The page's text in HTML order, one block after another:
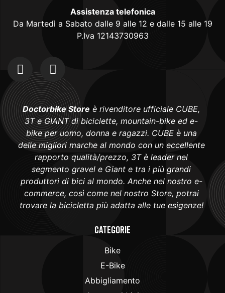
Assistenza telefonica
Da Martedì a Sabato dalle 9 alle 12 e dalle 15 alle 19
P.Iva 12143730963
Doctorbike Store è rivenditore ufficiale CUBE,
3T e GIANT di biciclette, mountain-bike ed e-
bike per uomo, donna e ragazzi. CUBE è una
delle migliori marche al mondo con un eccellente
rapporto qualità/prezzo, 3T è leader nel
segmento gravel e Giant e tra i più grandi
produttori di bici al mondo. Anche nel nostro e-
commerce, così come nel nostro Store, potrai
trovare la bicicletta più adatta alle tue esigenze!
Categorie
Bike
E-Bike
Abbigliamento